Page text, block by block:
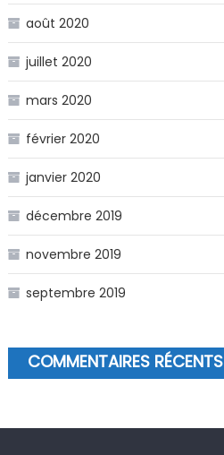
août 2020
juillet 2020
mars 2020
février 2020
janvier 2020
décembre 2019
novembre 2019
septembre 2019
COMMENTAIRES RÉCENTS